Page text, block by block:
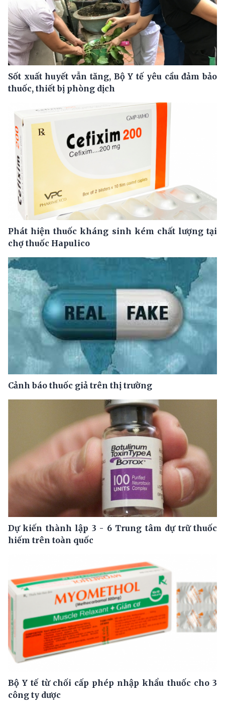
Sốt xuất huyết vẫn tăng, Bộ Y tế yêu cầu đảm bảo
thuốc, thiết bị phòng dịch
Phát hiện thuốc kháng sinh kém chất lượng tại
chợ thuốc Hapulico
Cảnh báo thuốc giả trên thị trường
Dự kiến thành lập 3 - 6 Trung tâm dự trữ thuốc
hiếm trên toàn quốc
Bộ Y tế từ chối cấp phép nhập khẩu thuốc cho 3
công ty dược